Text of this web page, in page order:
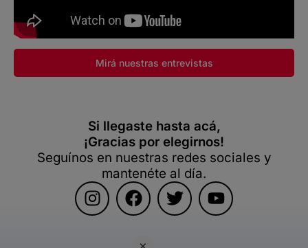
Mirá nuestras entrevistas
Si llegaste hasta acá,
¡Gracias por elegirnos!
Seguínos en nuestras redes sociales y
mantenéte al día.